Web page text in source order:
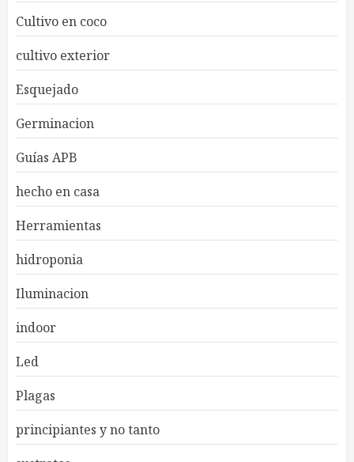
Cultivo en coco
cultivo exterior
Esquejado
Germinacion
Guías APB
hecho en casa
Herramientas
hidroponia
Iluminacion
indoor
Led
Plagas
principiantes y no tanto